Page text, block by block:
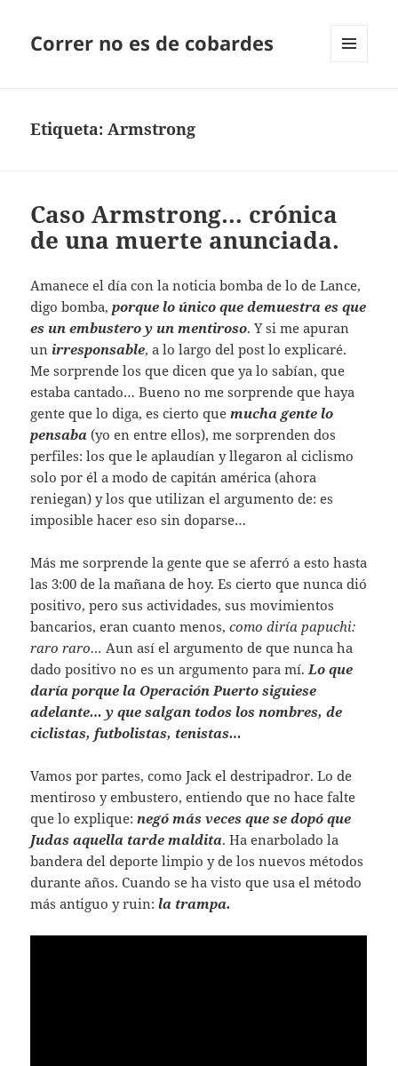
Correr no es de cobardes
Etiqueta:Armstrong
Caso Armstrong… crónica
de una muerte anunciada.
Amanece el día con la noticia bomba de lo de Lance,
digo bomba,porque lo único que demuestra es que
es un embustero y un mentiroso. Y si me apuran
un irresponsable, a lo largo del post lo explicaré.
Me sorprende los que dicen que ya lo sabían, que
estaba cantado… Bueno no me sorprende que haya
gente que lo diga, es cierto quemucha gente lo
pensaba (yo en entre ellos), me sorprenden dos
perfiles: los que le aplaudían y llegaron al ciclismo
solo por él a modo de capitán américa (ahora
reniegan) y los que utilizan el argumento de: es
imposible hacer eso sin doparse…
Más me sorprende la gente que se aferró a esto hasta
las 3:00 de la mañana de hoy. Es cierto que nunca dió
positivo, pero sus actividades, sus movimientos
bancarios, eran cuanto menos,como diría papuchi:
raro raro… Aun así el argumento de que nunca ha
dado positivo no es un argumento para mí.Lo que
daría porque la Operación Puerto siguiese
adelante… y que salgan todos los nombres, de
ciclistas, futbolistas, tenistas…
Vamos por partes, como Jack el destripadror. Lo de
mentiroso y embustero, entiendo que no hace falte
que lo explique:negó más veces que se dopó que
Judas aquella tarde maldita. Ha enarbolado la
bandera del deporte limpio y de los nuevos métodos
durante años. Cuando se ha visto que usa el método
más antiguo y ruin: la trampa.